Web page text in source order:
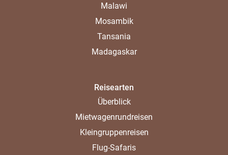
Malawi
Mosambik
Tansania
Madagaskar
Reisearten
Überblick
Mietwagenrundreisen
Kleingruppenreisen
Flug-Safaris